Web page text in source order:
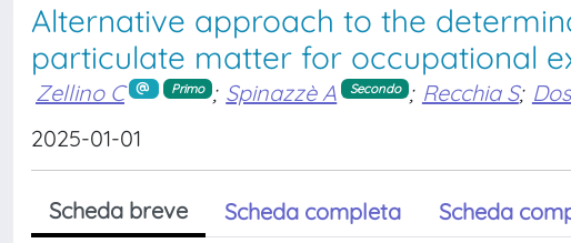
Alternative approach to the
particulate matter for occupational
Zellino C Primo ; Spinazzè A Secondo ; Recchia S;
2025-01-01
Scheda breve Scheda completa Scheda